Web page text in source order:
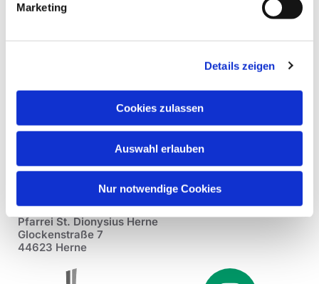
Marketing
Details zeigen
Cookies zulassen
Auswahl erlauben
Nur notwendige Cookies
Pfarrei St. Dionysius Herne
Glockenstraße 7
44623 Herne